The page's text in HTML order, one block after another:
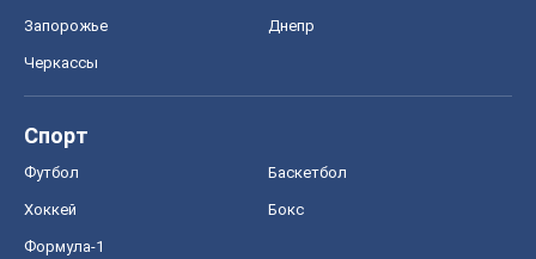
Запорожье Днепр
Черкассы
Спорт
Футбол Баскетбол
Хоккей Бокс
Формула-1